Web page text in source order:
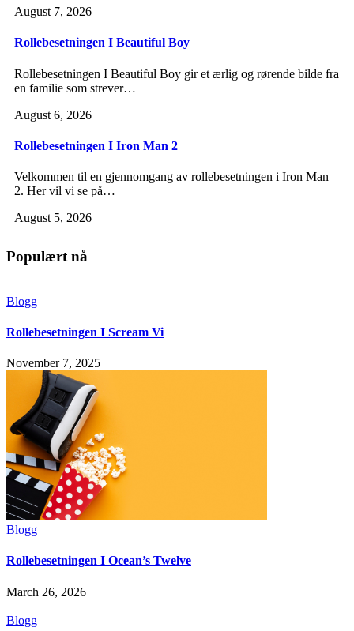
August 7, 2026
Rollebesetningen I Beautiful Boy
Rollebesetningen I Beautiful Boy gir et ærlig og rørende bilde fra
en familie som strever…
August 6, 2026
Rollebesetningen I Iron Man 2
Velkommen til en gjennomgang av rollebesetningen i Iron Man
2. Her vil vi se på…
August 5, 2026
Populært nå
Blogg
Rollebesetningen I Scream Vi
November 7, 2025
Blogg
Rollebesetningen I Ocean’s Twelve
March 26, 2026
Blogg